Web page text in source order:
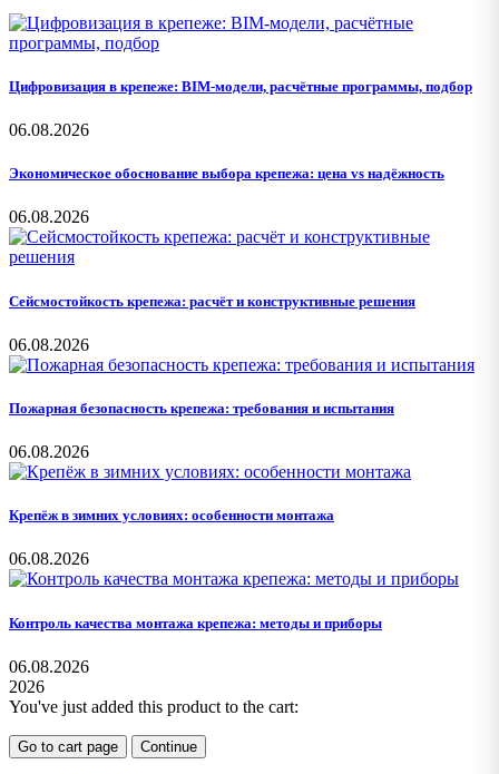
Цифровизация в крепеже: BIM-модели, расчётные программы, подбор
06.08.2026
Экономическое обоснование выбора крепежа: цена vs надёжность
06.08.2026
Сейсмостойкость крепежа: расчёт и конструктивные решения
06.08.2026
Пожарная безопасность крепежа: требования и испытания
06.08.2026
Крепёж в зимних условиях: особенности монтажа
06.08.2026
Контроль качества монтажа крепежа: методы и приборы
06.08.2026
2026
You've just added this product to the cart:
Go to cart page Continue